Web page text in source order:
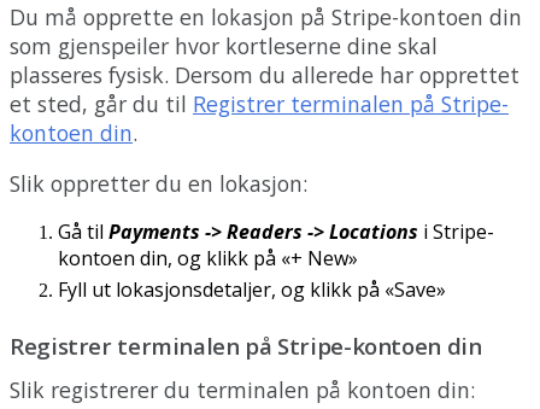
Du må opprette en lokasjon på Stripe-kontoen din
som gjenspeiler hvor kortleserne dine skal
plasseres fysisk. Dersom du allerede har opprettet
et sted, går du til Registrer terminalen på Stripe-
kontoen din.
Slik oppretter du en lokasjon:
Gå til Payments ->Readers ->Locations i Stripe-
kontoen din, og klikk på «+ New»
Fyll ut lokasjonsdetaljer, og klikk på «Save»
Registrer terminalen på Stripe-kontoen din
Slik registrerer du terminalen på kontoen din: